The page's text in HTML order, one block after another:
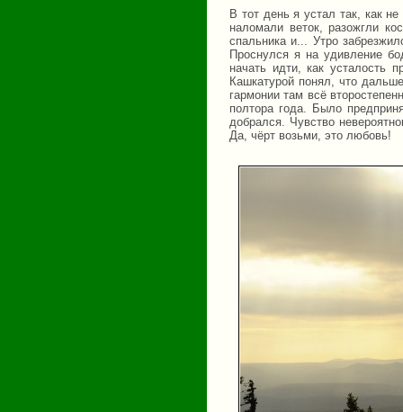
В тот день я устал так, как
наломали веток, разожгли
спальника и... Утро
Проснулся я на удивление
начать идти, как усталость
Кашкатурой понял, что
гармонии там всё
полтора года. Было
добрался. Чувство
Да, чёрт возьми, это любовь!